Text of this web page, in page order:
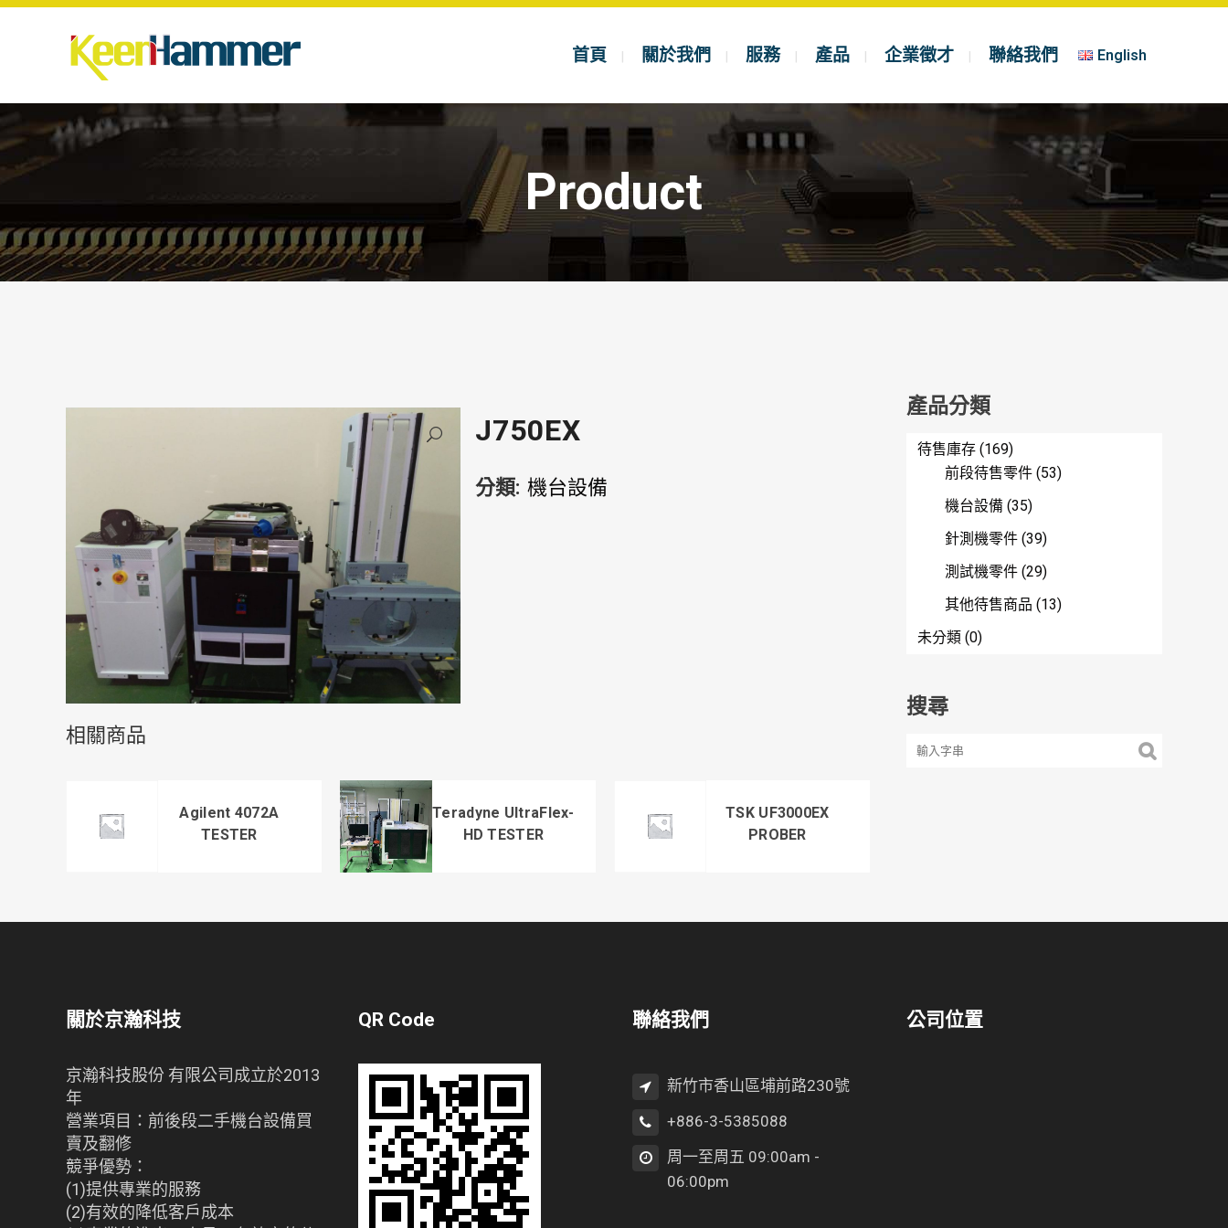
首頁 關於我們 服務 產品 企業徵才 聯絡我們 English
Product
J750EX
分類: 機台設備
相關商品
Agilent 4072A
TESTER
Teradyne UltraFlex-
HD TESTER
TSK UF3000EX
PROBER
產品分類
待售庫存 (169)
前段待售零件 (53)
機台設備 (35)
針測機零件 (39)
測試機零件 (29)
其他待售商品 (13)
未分類 (0)
搜尋
關於京瀚科技
京瀚科技股份 有限公司成立於2013
年
營業項目：前後段二手機台設備買
賣及翻修
競爭優勢：
(1)提供專業的服務
(2)有效的降低客戶成本
QR Code 聯絡我們
新竹市香山區埔前路230號
+886-3-5385088
周一至周五 09:00am -
06:00pm
公司位置